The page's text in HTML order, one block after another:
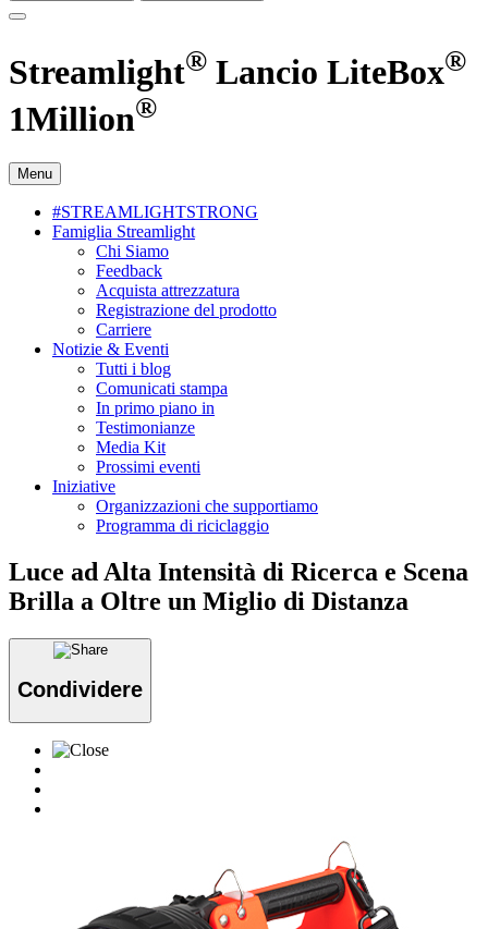
Streamlight® Lancio LiteBox®
1Million®
Menu
#STREAMLIGHTSTRONG
Famiglia Streamlight
Chi Siamo
Feedback
Acquista attrezzatura
Registrazione del prodotto
Carriere
Notizie & Eventi
Tutti i blog
Comunicati stampa
In primo piano in
Testimonianze
Media Kit
Prossimi eventi
Iniziative
Organizzazioni che supportiamo
Programma di riciclaggio
Luce ad Alta Intensità di Ricerca e Scena
Brilla a Oltre un Miglio di Distanza
Condividere